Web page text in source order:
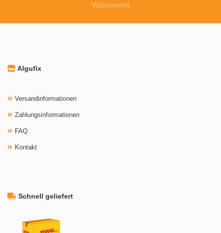
Warenwert
Algufix
Versandinformationen
Zahlungsinformationen
FAQ
Kontakt
Schnell geliefert